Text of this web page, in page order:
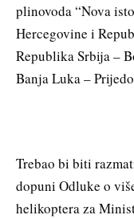
plinovoda “Nova
Hercegovine i
Republika Srbija –
Banja Luka –
Trebao bi biti
dopuni Odluke o
helikoptera za